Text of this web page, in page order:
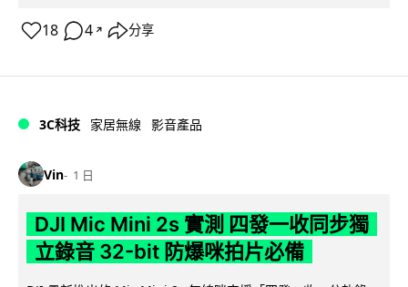
18 4 ↗ 分享
3C科技 家居無線 影音產品
Vin 1 日
DJI Mic Mini 2s 實測 四發一收同步獨
立錄音 32-bit 防爆咪拍片必備